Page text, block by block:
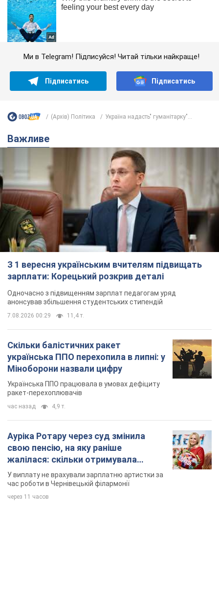
Ми в Telegram! Підписуйся! Читай тільки найкраще!
Підписатись Підписатись
(Архів) Політика Україна надасть" гуманітарку"...
Важливе
З 1 вересня українським вчителям підвищать
зарплати: Корецький розкрив деталі
Одночасно з підвищенням зарплат педагогам уряд
анонсував збільшення студентських стипендій
7.08.2026 00:29 11,4 т.
Скільки балістичних ракет
українська ППО перехопила в липні: у
Міноборони назвали цифру
Українська ППО працювала в умовах дефіциту
ракет-перехоплювачів
час назад 4,9 т.
Ауріка Ротару через суд змінила
свою пенсію, на яку раніше
жалілася: скільки отримувала
співачка
У виплату не врахували зарплатню артистки за
час роботи в Чернівецькій філармонії
через 11 часов